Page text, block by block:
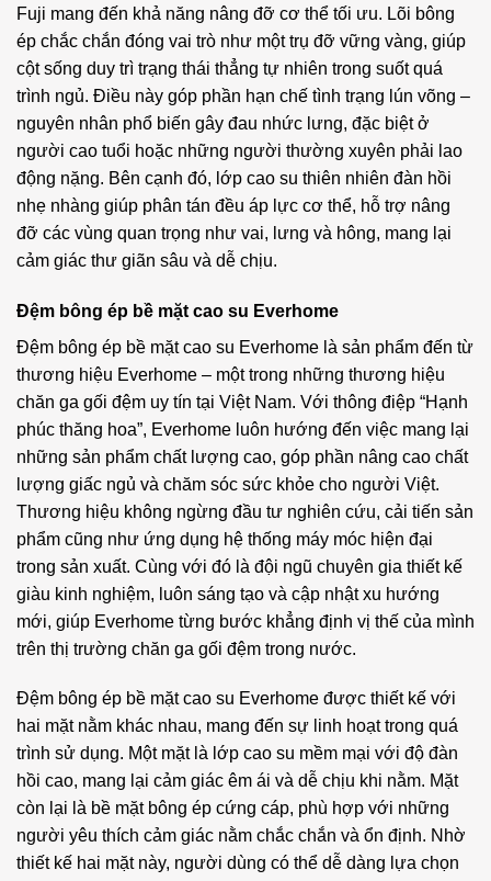
Fuji mang đến khả năng nâng đỡ cơ thể tối ưu. Lõi bông
ép chắc chắn đóng vai trò như một trụ đỡ vững vàng, giúp
cột sống duy trì trạng thái thẳng tự nhiên trong suốt quá
trình ngủ. Điều này góp phần hạn chế tình trạng lún võng –
nguyên nhân phổ biến gây đau nhức lưng, đặc biệt ở
người cao tuổi hoặc những người thường xuyên phải lao
động nặng. Bên cạnh đó, lớp cao su thiên nhiên đàn hồi
nhẹ nhàng giúp phân tán đều áp lực cơ thể, hỗ trợ nâng
đỡ các vùng quan trọng như vai, lưng và hông, mang lại
cảm giác thư giãn sâu và dễ chịu.
Đệm bông ép bề mặt cao su Everhome
Đệm bông ép bề mặt cao su Everhome là sản phẩm đến từ
thương hiệu Everhome – một trong những thương hiệu
chăn ga gối đệm uy tín tại Việt Nam. Với thông điệp “Hạnh
phúc thăng hoa”, Everhome luôn hướng đến việc mang lại
những sản phẩm chất lượng cao, góp phần nâng cao chất
lượng giấc ngủ và chăm sóc sức khỏe cho người Việt.
Thương hiệu không ngừng đầu tư nghiên cứu, cải tiến sản
phẩm cũng như ứng dụng hệ thống máy móc hiện đại
trong sản xuất. Cùng với đó là đội ngũ chuyên gia thiết kế
giàu kinh nghiệm, luôn sáng tạo và cập nhật xu hướng
mới, giúp Everhome từng bước khẳng định vị thế của mình
trên thị trường chăn ga gối đệm trong nước.
Đệm bông ép bề mặt cao su Everhome được thiết kế với
hai mặt nằm khác nhau, mang đến sự linh hoạt trong quá
trình sử dụng. Một mặt là lớp cao su mềm mại với độ đàn
hồi cao, mang lại cảm giác êm ái và dễ chịu khi nằm. Mặt
còn lại là bề mặt bông ép cứng cáp, phù hợp với những
người yêu thích cảm giác nằm chắc chắn và ổn định. Nhờ
thiết kế hai mặt này, người dùng có thể dễ dàng lựa chọn